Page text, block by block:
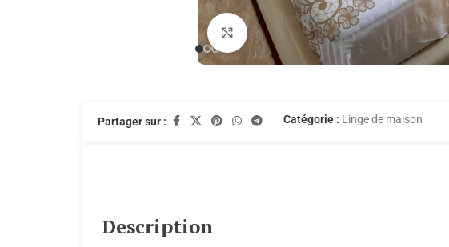
Agrandir
Partager sur : Catégorie : Linge de maison
Description